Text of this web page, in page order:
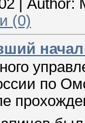
Author:
(0)
по